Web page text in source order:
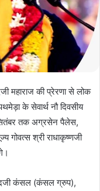
महाराज की प्रेरणा से लोक
पथमेड़ा के सेवार्थ नौ दिवसीय
तक अग्रसेन पैलेस,
गोवत्स श्री राधाकृष्णजी
कंसल (कंसल ग्रुप),